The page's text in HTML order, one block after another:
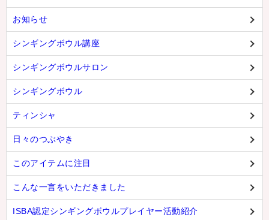
お知らせ
シンギングボウル講座
シンギングボウルサロン
シンギングボウル
ティンシャ
日々のつぶやき
このアイテムに注目
こんな一言をいただきました
ISBA認定シンギングボウルプレイヤー活動紹介